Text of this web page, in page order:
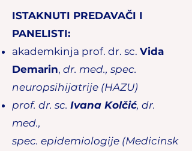
ISTAKNUTI PREDAVAČI I
PANELISTI:
akademkinja prof. dr. sc. Vida
Demarin, dr. med., spec.
neuropsihijatrije (HAZU)
prof. dr. sc. Ivana Kolčić, dr.
med.,
spec. epidemiologije (Medicinsk